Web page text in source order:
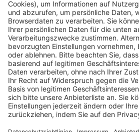
Pässe und Vereinswechsel
Trainerausbildung
Schulungsangebot Vereinsmitarbeiter
BFV-Geschäftsstellen
Trainerbörse
Login SpielPlus
FOLGE DEM BFV